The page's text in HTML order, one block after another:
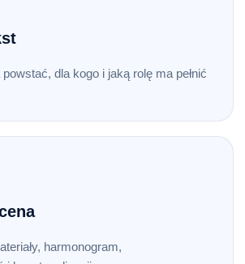
dla kogo i jaką rolę ma pełnić
harmonogram,